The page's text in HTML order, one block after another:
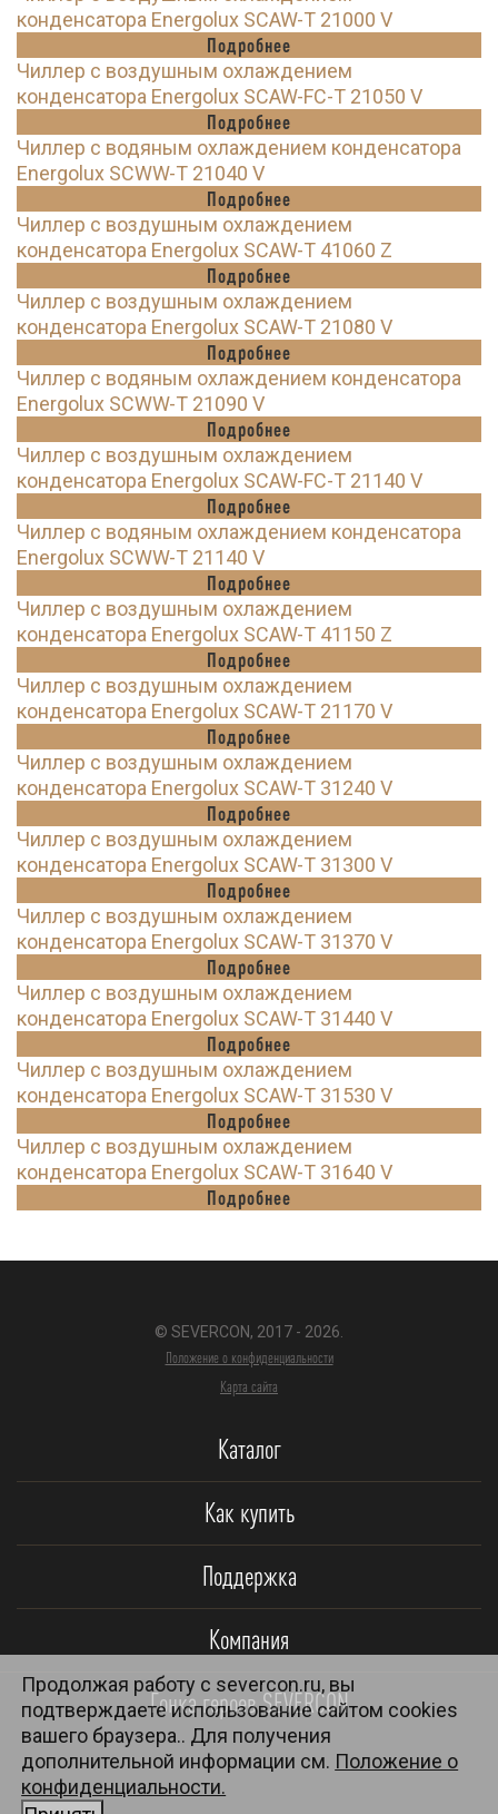
конденсатора Energolux SCAW-T 21000 V
Подробнее
Чиллер с воздушным охлаждением
конденсатора Energolux SCAW-FC-T 21050 V
Подробнее
Чиллер с водяным охлаждением конденсатора
Energolux SCWW-T 21040 V
Подробнее
Чиллер с воздушным охлаждением
конденсатора Energolux SCAW-T 41060 Z
Подробнее
Чиллер с воздушным охлаждением
конденсатора Energolux SCAW-T 21080 V
Подробнее
Чиллер с водяным охлаждением конденсатора
Energolux SCWW-T 21090 V
Подробнее
Чиллер с воздушным охлаждением
конденсатора Energolux SCAW-FC-T 21140 V
Подробнее
Чиллер с водяным охлаждением конденсатора
Energolux SCWW-T 21140 V
Подробнее
Чиллер с воздушным охлаждением
конденсатора Energolux SCAW-T 41150 Z
Подробнее
Чиллер с воздушным охлаждением
конденсатора Energolux SCAW-T 21170 V
Подробнее
Чиллер с воздушным охлаждением
конденсатора Energolux SCAW-T 31240 V
Подробнее
Чиллер с воздушным охлаждением
конденсатора Energolux SCAW-T 31300 V
Подробнее
Чиллер с воздушным охлаждением
конденсатора Energolux SCAW-T 31370 V
Подробнее
Чиллер с воздушным охлаждением
конденсатора Energolux SCAW-T 31440 V
Подробнее
Чиллер с воздушным охлаждением
конденсатора Energolux SCAW-T 31530 V
Подробнее
Чиллер с воздушным охлаждением
конденсатора Energolux SCAW-T 31640 V
Подробнее
© SEVERCON, 2017 - 2026.
Положение о конфиденциальности
Карта сайта
Каталог
Как купить
Поддержка
Компания
Гонка героев SEVERCON
Продолжая работу с severcon.ru, вы
подтверждаете использование сайтом cookies
вашего браузера.. Для получения
дополнительной информации см. Положение о
конфиденциальности.